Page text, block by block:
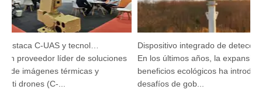
Argustec destaca C-UAS y tecnología térmica de vanguardia en KL
proveedor líder de soluciones
imágenes térmicas y
drones (C-...
En los últimos años, la expansión
beneficios ecológicos ha
desafíos de gob...